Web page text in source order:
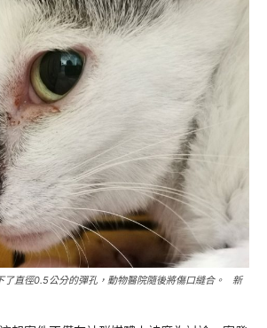
了直徑0.5公分的彈孔，動物醫院隨後將傷口縫合。 新